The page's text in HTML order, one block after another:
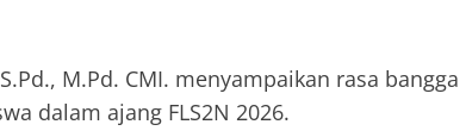
M.Pd. CMI. menyampaikan rasa bangga
dalam ajang FLS2N 2026.